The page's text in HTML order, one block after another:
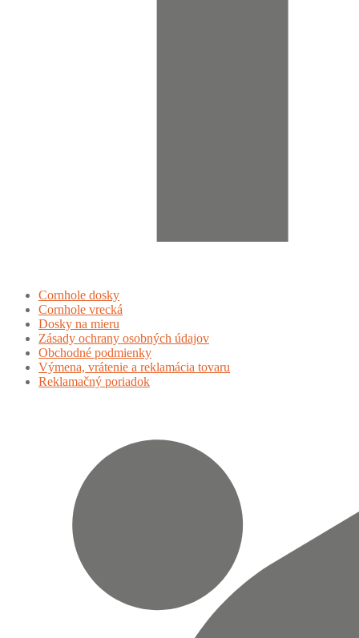
Cornhole dosky
Cornhole vrecká
Dosky na mieru
Zásady ochrany osobných údajov
Obchodné podmienky
Výmena, vrátenie a reklamácia tovaru
Reklamačný poriadok